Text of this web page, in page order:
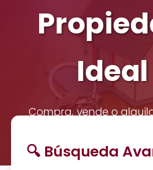
Ideal
Compra, vende o
🔍 Búsqueda